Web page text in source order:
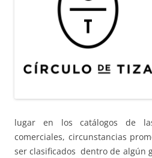
lugar en los catálogos de
comerciales, circunstancias
ser clasificados dentro de algún